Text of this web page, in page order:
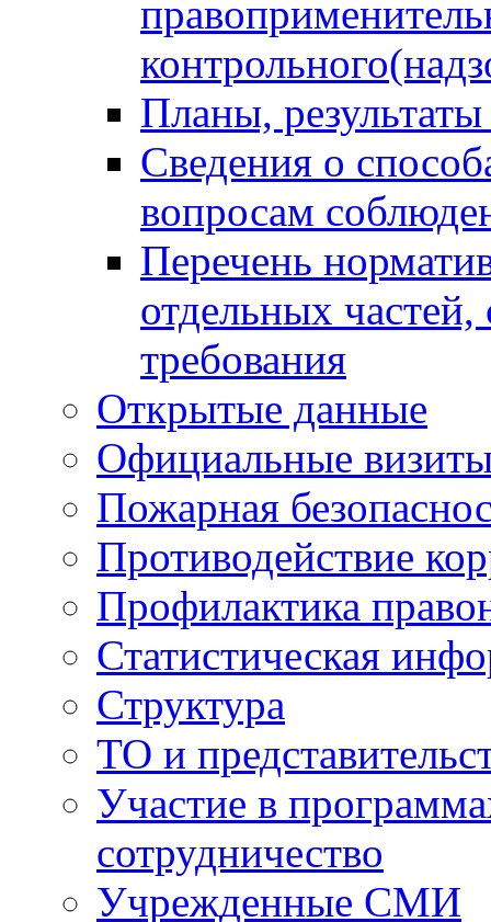
Планы,
Сведения о
вопросам
Перечень
отдельных
требования
Открытые данные
Официальные
Пожарная
Противодействие
Профилактика
Статистическая
Структура
ТО и
Участие в
сотрудничество
Учрежденные СМИ